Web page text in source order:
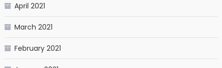
April 2021
March 2021
February 2021